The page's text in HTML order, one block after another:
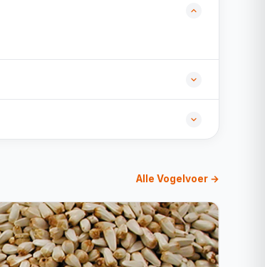
Alle Vogelvoer →